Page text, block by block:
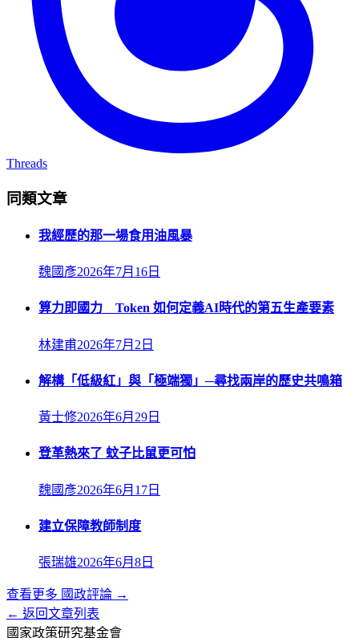
Threads
同類文章
我經歷的那一場食用油風暴
魏國彥2026年7月16日
算力即國力 Token 如何定義AI時代的第五生產要素
林建甫2026年7月2日
解構「低級紅」與「極端獨」─尋找兩岸的歷史共鳴箱
黃士修2026年6月29日
登革熱來了 蚊子比鼠更可怕
魏國彥2026年6月17日
建立保障教師制度
張瑞雄2026年6月8日
查看更多 國政評論 →
← 返回文章列表
國家政策研究基金會